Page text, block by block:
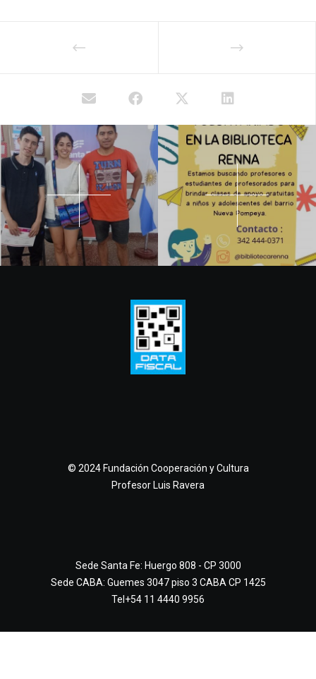
© 2024 Fundación Cooperación y Cultura
Profesor Luis Ravera
Sede Santa Fe: Huergo 808 - CP 3000
Sede CABA: Guemes 3047 piso 3 CABA CP 1425
Tel+54 11 4440 9956